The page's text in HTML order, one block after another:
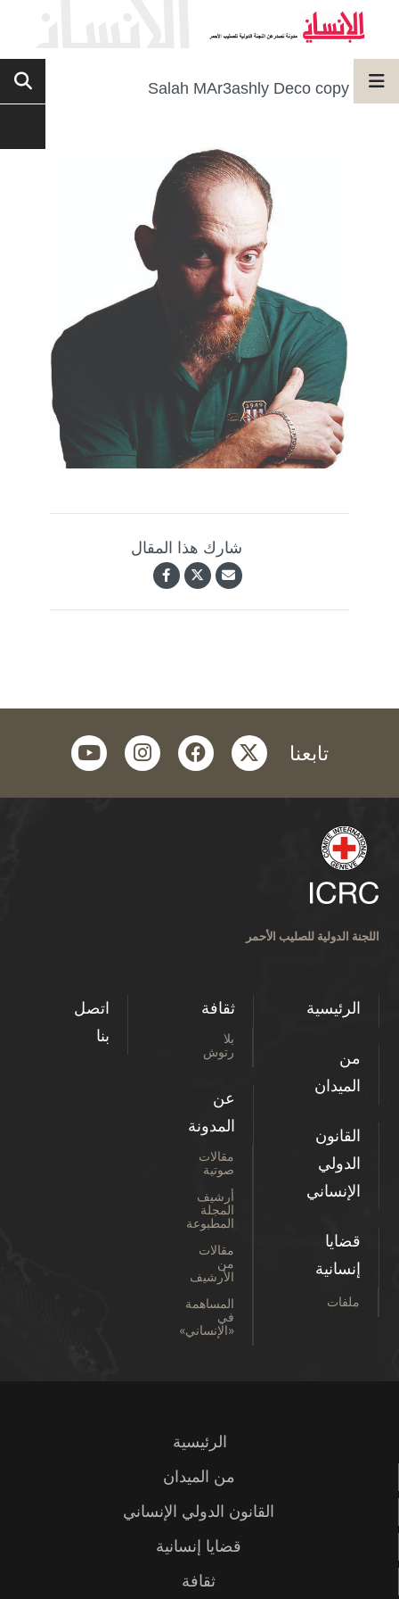
Salah MAr3ashly Deco copy
شارك هذا المقال
تابعنا twitter
facebook
instagram
youtube
اللجنة الدولية للصليب الأحمر
الرئيسية
من
الميدان
القانون
الدولي
الإنساني
قضايا
إنسانية
ملفات
ثقافة
بلا
رتوش
عن
المدونة
مقالات
صوتية
أرشيف
المجلة
المطبوعة
مقالات
من
الأرشيف
المساهمة
في
«الإنساني»
اتصل
بنا
الرئيسية
من الميدان
القانون الدولي الإنساني
قضايا إنسانية
ثقافة